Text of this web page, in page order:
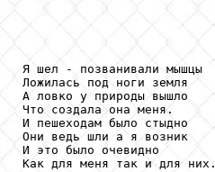
Я шел - позванивали мышцы
Ложилась под ноги земля
А ловко у природы вышло
Что создала она меня.
И пешеходам было стыдно
Они ведь шли а я возник
И это было очевидно
Как для меня так и для них.